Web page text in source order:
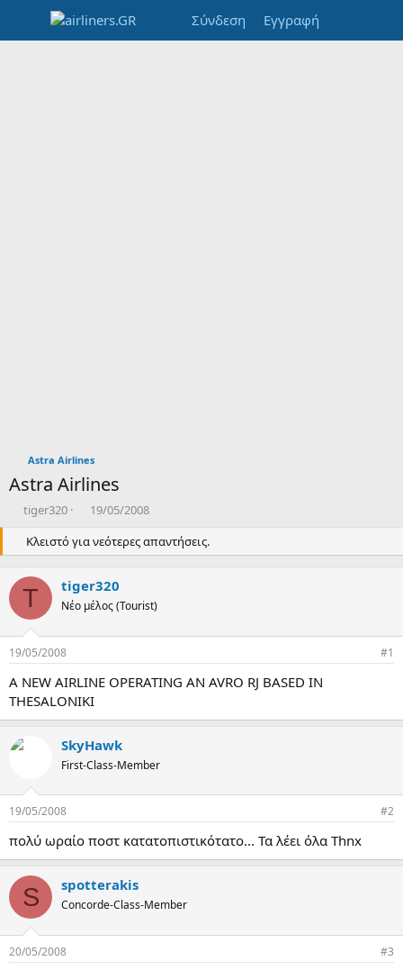
Σύνδεση Εγγραφή
Astra Airlines
Astra Airlines
T
e
a
d
t
a
r
e
r
tiger320
Η
ε
ρ
μ
η
ί
η
μ
ι
υ
ρ
ί
19/05/2008
Κλειστό για νεότερες απαντήσεις.
T tiger320
Νέο μέλος (Tourist)
19/05/2008 #1
A NEW AIRLINE OPERATING AN AVRO RJ BASED IN
THESALONIKI
SkyHawk
First-Class-Member
19/05/2008 #2
πολύ ωραίο ποστ κατατοπιστικότατο... Τα λέει όλα Thnx
S spotterakis
Concorde-Class-Member
20/05/2008 #3